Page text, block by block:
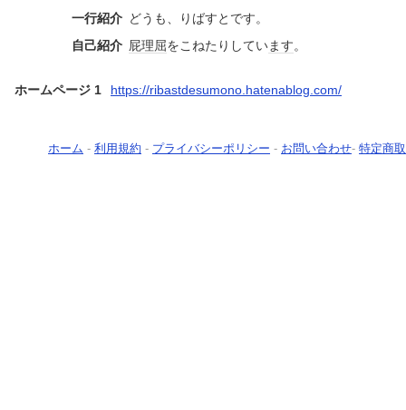
一行紹介 どうも、りばすとです。
自己紹介 屁理屈をこねたりしています。
ホームページ 1 https://ribastdesumono.hatenablog.com/
ホーム - 利用規約 - プライバシーポリシー - お問い合わせ- 特定商